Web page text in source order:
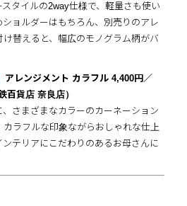
タイルの2way仕様で、軽量さも使い
ョルダーはもちろん、別売りのアレ
替えると、幅広のモノグラム柄がバ
アレンジメント カラフル 4,400円／
貨店 奈良店）
さまざまなカラーのカーネーション
カラフルな印象ながらおしゃれな仕上
テリアにこだわりのあるお母さんに